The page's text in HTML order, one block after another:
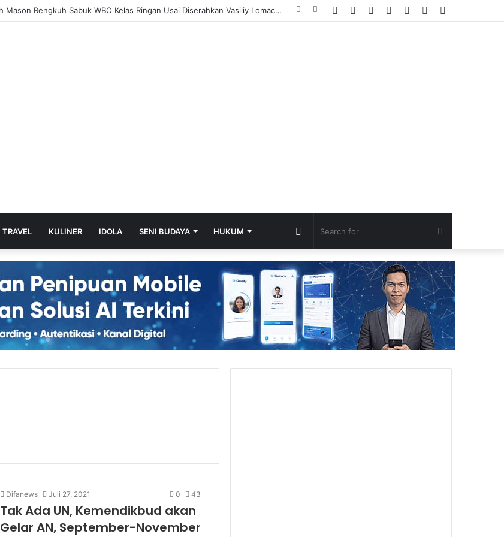
Resmi Diterima, Abdullah Mason Rengkuh Sabuk WBO Kelas Ringan Usai Diserahkan Vasiliy Lomachenko
Random
Log
TikTok
Instagram
YouTube
Facebook
TRAVEL KULINER IDOLA SENI BUDAYA HUKUM Search
for
Random
Article
Difanews Juli 27, 2021 0 43
Tak Ada UN, Kemendikbud akan
Gelar AN, September-November